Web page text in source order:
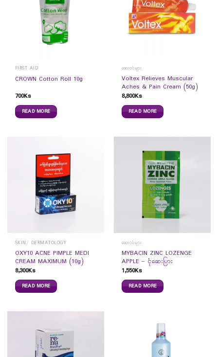
FIRST AID
CROWN Cotton Roll 10g
700Ks
READ MORE
ဆေးဝါးများ
Voltex Relieves Muscular
Aches & Pain Cream (50g)
8,800Ks
READ MORE
SKIN/ DERMATOLOGY
OXY10 ACNE PIMPLE MEDI
CREAM MAXIMUM (10g)
8,300Ks
READ MORE
ဆေးဝါးများ
MYBACIN ZINC LOZENGE
APPLE – ငုံဆေးပြား
1,550Ks
READ MORE